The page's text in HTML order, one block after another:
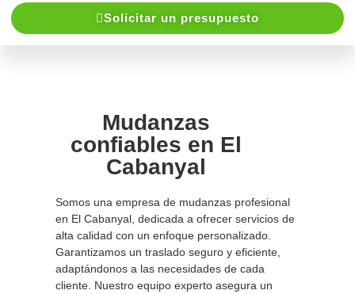
Solicitar un presupuesto
Mudanzas
confiables en El
Cabanyal
Somos una empresa de mudanzas profesional
en El Cabanyal, dedicada a ofrecer servicios de
alta calidad con un enfoque personalizado.
Garantizamos un traslado seguro y eficiente,
adaptándonos a las necesidades de cada
cliente. Nuestro equipo experto asegura un